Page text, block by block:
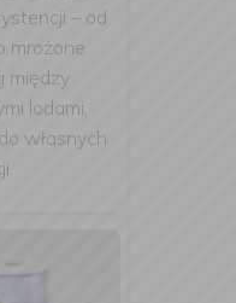
– od
mrożone
między
lodami,
własnych